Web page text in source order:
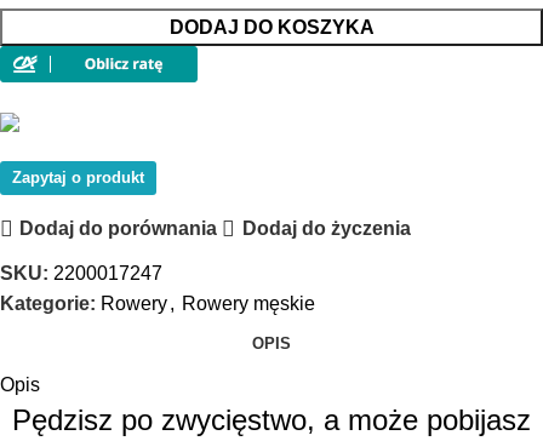
DODAJ DO KOSZYKA
Zapytaj o produkt
Dodaj do porównania Dodaj do życzenia
SKU: 2200017247
Kategorie: Rowery, Rowery męskie
OPIS
Opis
Pędzisz po zwycięstwo, a może pobijasz